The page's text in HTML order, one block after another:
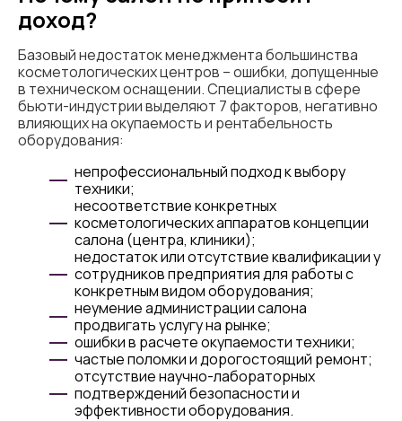
доход?
Базовый недостаток менеджмента большинства
косметологических центров – ошибки, допущенные
в техническом оснащении. Специалисты в сфере
бьюти-индустрии выделяют 7 факторов, негативно
влияющих на окупаемость и рентабельность
оборудования:
непрофессиональный подход к выбору
техники;
несоответствие конкретных
косметологических аппаратов концепции
салона (центра, клиники);
недостаток или отсутствие квалификации у
сотрудников предприятия для работы с
конкретным видом оборудования;
неумение администрации салона
продвигать услугу на рынке;
ошибки в расчете окупаемости техники;
частые поломки и дорогостоящий ремонт;
отсутствие научно-лабораторных
подтверждений безопасности и
эффективности оборудования.